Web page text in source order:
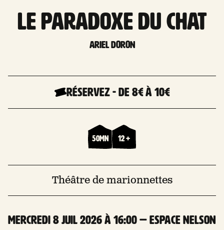
LE PARADOXE DU CHAT
Ariel Doron
Réservez-De 8€à 10€
50mn 12 +
Théâtre de marionnettes
mercredi 8 Juil 2026 à 16:00 — Espace Nelson